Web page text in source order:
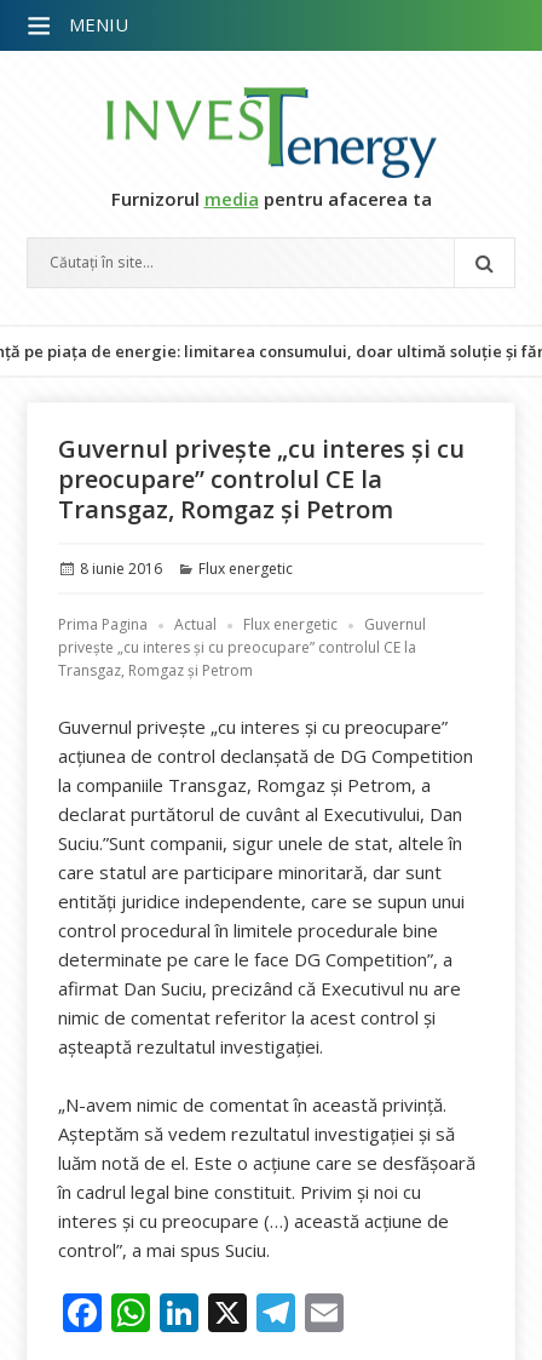
Furnizorul media pentru afacerea ta
de energie: limitarea consumului, doar ultimă soluție și fără
Guvernul priveşte „cu interes şi cu
preocupare” controlul CE la
Transgaz, Romgaz și Petrom
Publicat
8 iunie 2016 Categorii
Flux energetic
Prima Pagina Actual Flux energetic
Guvernul
priveşte „cu interes şi cu preocupare” controlul CE la
Transgaz, Romgaz și Petrom
Guvernul priveşte „cu interes şi cu preocupare”
acţiunea de control declanşată de DG Competition
la companiile Transgaz, Romgaz şi Petrom, a
declarat purtătorul de cuvânt al Executivului, Dan
Suciu.”Sunt companii, sigur unele de stat, altele în
care statul are participare minoritară, dar sunt
entităţi juridice independente, care se supun unui
control procedural în limitele procedurale bine
determinate pe care le face DG Competition”, a
afirmat Dan Suciu, precizând că Executivul nu are
nimic de comentat referitor la acest control şi
aşteaptă rezultatul investigaţiei.
„N-avem nimic de comentat în această privinţă.
Aşteptăm să vedem rezultatul investigaţiei şi să
luăm notă de el. Este o acţiune care se desfăşoară
în cadrul legal bine constituit. Privim şi noi cu
interes şi cu preocupare (…) această acţiune de
control”, a mai spus Suciu.
F W Li X T
MENIU